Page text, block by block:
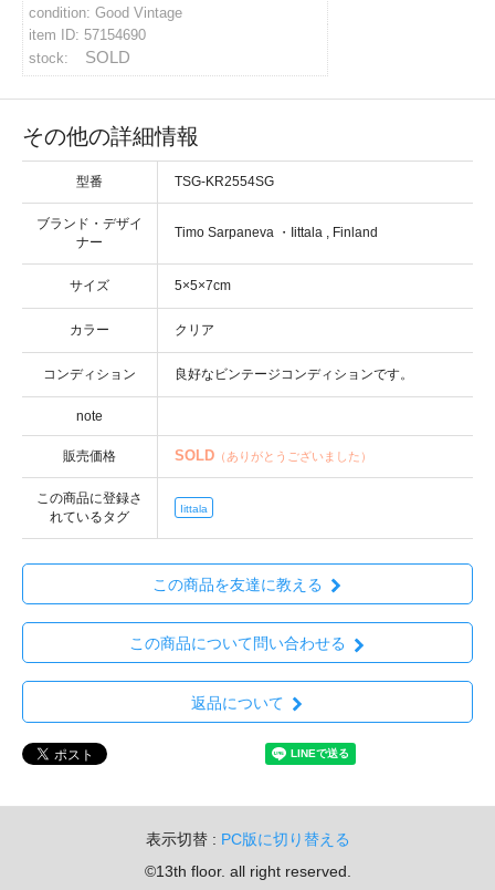
condition: Good Vintage
item ID: 57154690
stock:
SOLD
その他の詳細情報
型番 TSG-KR2554SG
ブランド・デザイ
ナー
・
サイズ
カラー
コンディション
note
販売価格 SOLD （ありがとうございました）
この商品に登録さ
れているタグ
Iittala
この商品を友達に教える
この商品について問い合わせる
返品について
表示切替 : PC版に切り替える
©13th floor. all right reserved.
マガジン
カウント
合わせ